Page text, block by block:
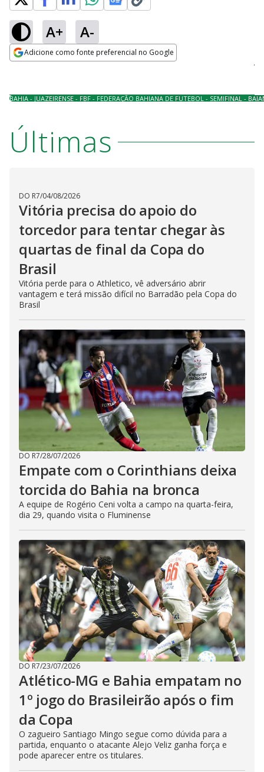
A+ A-
Adicione como fonte preferencial no Google
Ativar
100.00%
BAHIA - JUAZEIRENSE - FBF - FEDERAÇÃO BAHIANA DE FUTEBOL - SEMIFINAL -
Últimas
DO R7/04/08/2026
Vitória precisa do apoio do
torcedor para tentar chegar às
quartas de final da Copa do
Brasil
Vitória perde para o Athletico, vê adversário abrir
vantagem e terá missão difícil no Barradão pela Copa do
Brasil
DO R7/28/07/2026
Empate com o Corinthians deixa
torcida do Bahia na bronca
A equipe de Rogério Ceni volta a campo na quarta-feira,
dia 29, quando visita o Fluminense
DO R7/23/07/2026
Atlético-MG e Bahia empatam no
1º jogo do Brasileirão após o fim
da Copa
O zagueiro Santiago Mingo segue como dúvida para a
partida, enquanto o atacante Alejo Veliz ganha força e
pode aparecer entre os titulares.